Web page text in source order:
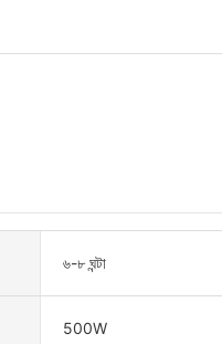
৬-৮ ঘন্টা
500W